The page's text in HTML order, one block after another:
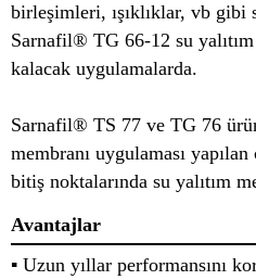
birleşimleri, ışıklıklar, vb gibi
Sarnafil® TG 66-12 su
kalacak uygulamalarda.
Sarnafil® TS 77 ve TG 76
membranı uygulaması
bitiş noktalarında su yalıtım
Avantajlar
▪ Uzun yıllar performansını